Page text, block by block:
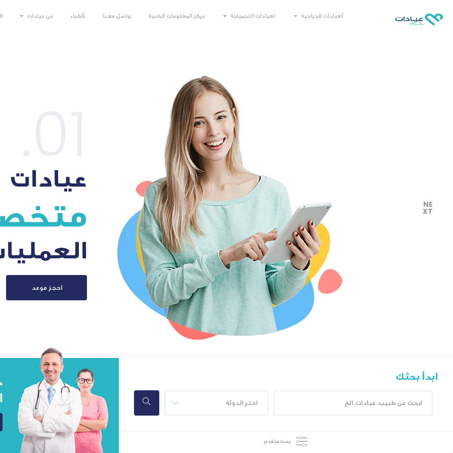
العيادات الجراحية العيادات التجميلية مركز المعلومات الطبية تواصل معنا للأطباء عن عيادات
عيادات
احجز موعد
NE
XT
التالي
ابدأ بحثك
بحث متقدم